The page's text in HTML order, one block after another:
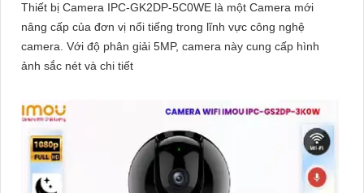
Thiết bị Camera IPC-GK2DP-5C0WE là một Camera mới
nâng cấp của đơn vị nổi tiếng trong lĩnh vực công nghệ
camera. Với độ phân giải 5MP, camera này cung cấp hình
ảnh sắc nét và chi tiết